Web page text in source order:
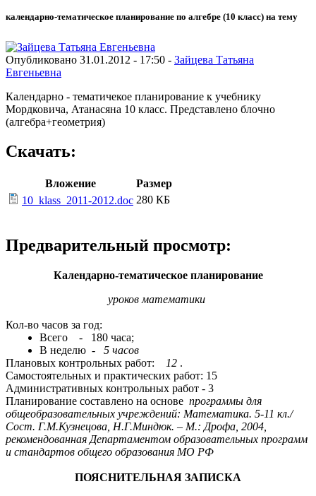
календарно-тематическое планирование по алгебре (10 класс) на тему
Опубликовано 31.01.2012 - 17:50 - Зайцева Татьяна
Евгеньевна
Календарно - тематичекое планирование к учебнику
Мордковича, Атанасяна 10 класс. Представлено блочно
(алгебра+геометрия)
Скачать:
Вложение
Размер
10_klass_2011-2012.doc 280 КБ
Предварительный просмотр:
Календарно-тематическое планирование
уроков математики
Кол-во часов за год:
Всего - 180 часа;
В неделю - 5 часов
Плановых контрольных работ:
12 .
Самостоятельных и практических работ: 15
Административных контрольных работ - 3
Планирование составлено на основе программы для
общеобразовательных учреждений: Математика. 5-11 кл./
Сост. Г.М.Кузнецова, Н.Г.Миндюк. – М.: Дрофа, 2004,
рекомендованная Департаментом образовательных программ
и стандартов общего образования МО РФ
ПОЯСНИТЕЛЬНАЯ ЗАПИСКА